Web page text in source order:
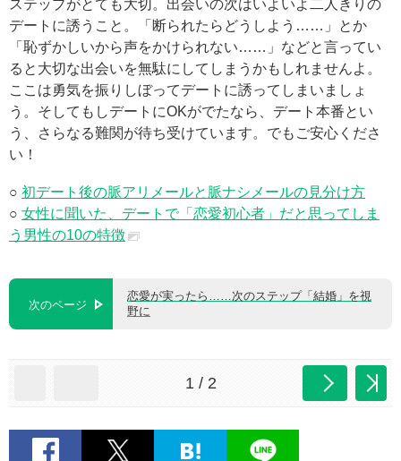
ステップがとても大切。出会いの次はいよいよ二人きりの
デートに誘うこと。「断られたらどうしよう……」とか
「恥ずかしいから声をかけられない……」などと言ってい
ると大切な出会いを無駄にしてしまうかもしれませんよ。
ここは勇気を振りしぼってデートに誘ってしまいましょ
う。そしてもしデートにOKがでたなら、デート本番とい
う、さらなる難関が待ち受けています。でもご安心くださ
い！
○ 初デート後の脈アリメールと脈ナシメールの見分け方
○ 女性に聞いた、デートで「恋愛初心者」だと思ってしま
う男性の10の特徴
次のページ
恋愛が実ったら……次のステップ「結婚」を視
野に
1 / 2